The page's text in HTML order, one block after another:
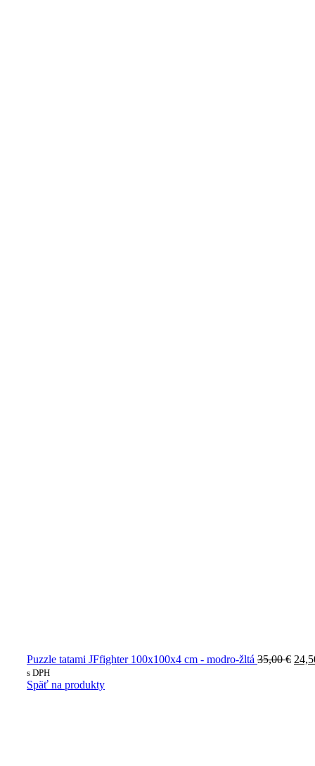
Puzzle tatami JFfighter 100x100x4 cm - modro-žltá 35,00€
s DPH
Späť na produkty